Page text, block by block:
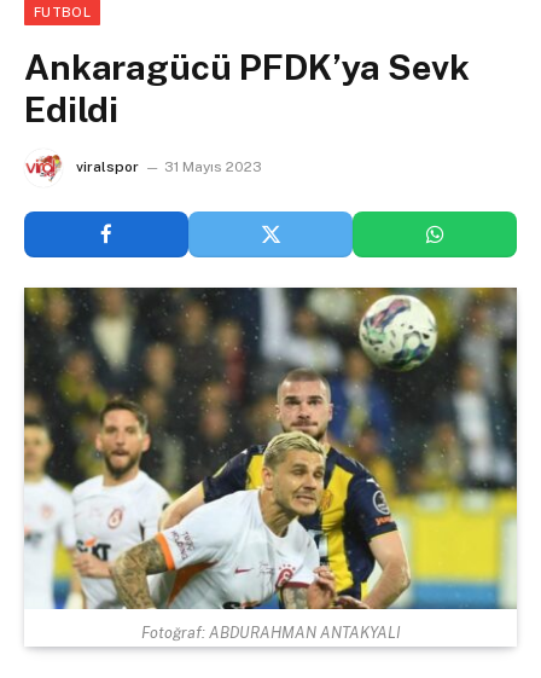
FUTBOL
Ankaragücü PFDK’ya Sevk
Edildi
viralspor 31 Mayıs 2023
Fotoğraf: ABDURAHMAN ANTAKYALI